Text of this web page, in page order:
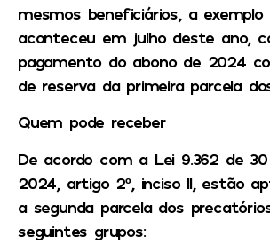
mesmos beneficiários, a exemplo
aconteceu em julho deste ano,
pagamento do abono de 2024
de reserva da primeira parcela
Quem pode receber
De acordo com a Lei 9.362 de
2024, artigo 2º, inciso II, estão
a segunda parcela dos
seguintes grupos: